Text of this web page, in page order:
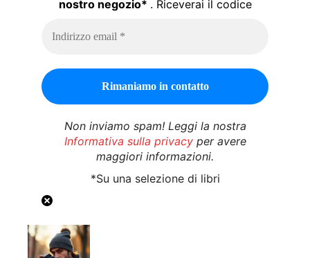
nostro negozio* . Riceverai il codice
Non inviamo spam! Leggi la nostra
Informativa sulla privacyper avere
maggiori informazioni.
*Su una selezione di libri